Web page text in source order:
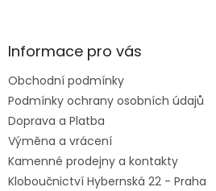
aInformace pro vás
Obchodní podmínky
Podmínky ochrany osobních údajů
Doprava a Platba
Výměna a vrácení
Kamenné prodejny a kontakty
Kloboučnictví Hybernská 22 - Praha